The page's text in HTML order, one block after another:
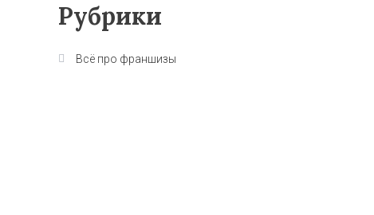
Рубрики
Всё про франшизы